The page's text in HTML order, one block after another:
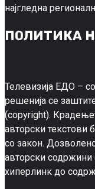
најгледна
ПОЛИТИКА
Телевизија ЕДО –
решенија се
(copyright).
авторски текстови
со закон.
авторски содржини
хиперлинк до